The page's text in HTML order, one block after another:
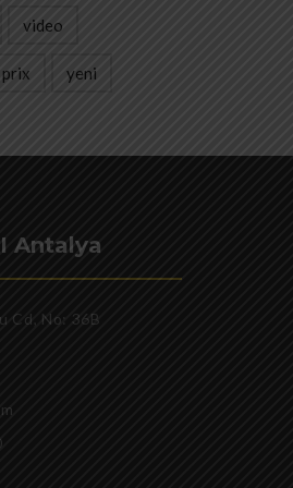
video
yeni
Antalya
Cd, No: 36B